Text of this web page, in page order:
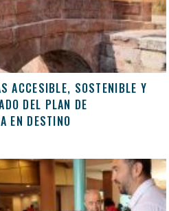
ACCESIBLE, SOSTENIBLE Y
DEL PLAN DE
EN DESTINO